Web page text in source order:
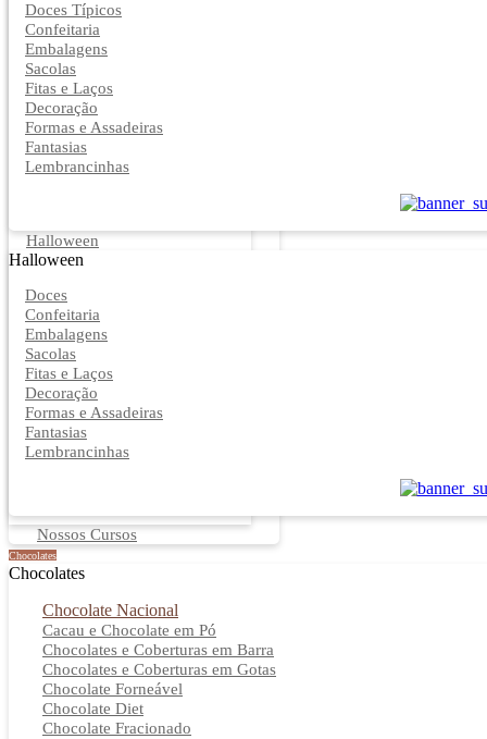
Doces Típicos
Confeitaria
Embalagens
Sacolas
Fitas e Laços
Decoração
Formas e Assadeiras
Fantasias
Lembrancinhas
Halloween
Halloween
Doces
Confeitaria
Embalagens
Sacolas
Fitas e Laços
Decoração
Formas e Assadeiras
Fantasias
Lembrancinhas
Nossos Cursos
Chocolates
Chocolates
Chocolate Nacional
Cacau e Chocolate em Pó
Chocolates e Coberturas em Barra
Chocolates e Coberturas em Gotas
Chocolate Forneável
Chocolate Diet
Chocolate Fracionado